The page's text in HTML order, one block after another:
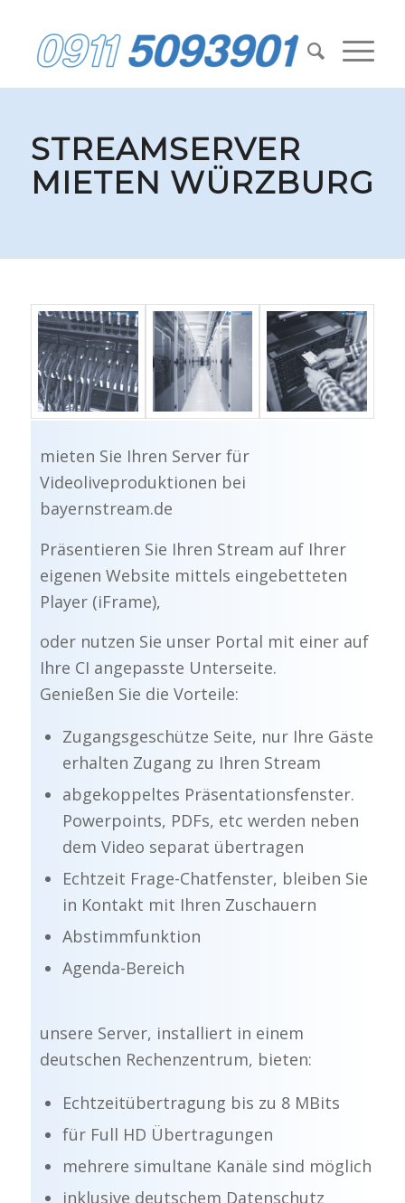
STREAMSERVER
MIETEN WÜRZBURG
mieten Sie Ihren Server für
Videoliveproduktionen bei
bayernstream.de
Präsentieren Sie Ihren Stream auf Ihrer
eigenen Website mittels eingebetteten
Player (iFrame),
oder nutzen Sie unser Portal mit einer auf
Ihre CI angepasste Unterseite.
Genießen Sie die Vorteile:
Zugangsgeschütze Seite, nur Ihre Gäste
erhalten Zugang zu Ihren Stream
abgekoppeltes Präsentationsfenster.
Powerpoints, PDFs, etc werden neben
dem Video separat übertragen
Echtzeit Frage-Chatfenster, bleiben Sie
in Kontakt mit Ihren Zuschauern
Abstimmfunktion
Agenda-Bereich
unsere Server, installiert in einem
deutschen Rechenzentrum, bieten:
Echtzeitübertragung bis zu 8 MBits
für Full HD Übertragungen
mehrere simultane Kanäle sind möglich
inklusive deutschem Datenschutz